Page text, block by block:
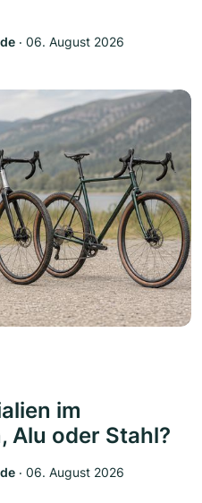
‧ 06. August 2026
im
Alu oder Stahl?
‧ 06. August 2026